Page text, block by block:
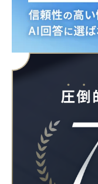
English